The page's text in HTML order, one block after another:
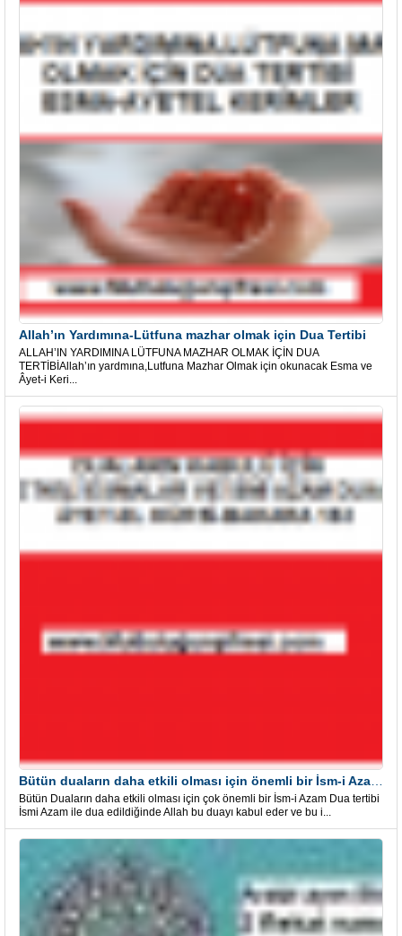
Allah’ın Yardımına-Lütfuna mazhar olmak için Dua Tertibi
ALLAH’IN YARDIMINA LÜTFUNA MAZHAR OLMAK İÇİN DUA
TERTİBİAllah’ın yardmına,Lutfuna Mazhar Olmak için okunacak Esma ve
Âyet-i Keri...
Bütün Duaların daha etkili olması için çok önemli bir İsm-i Azam Dua tertibi
İsmi Azam ile dua edildiğinde Allah bu duayı kabul eder ve bu i...